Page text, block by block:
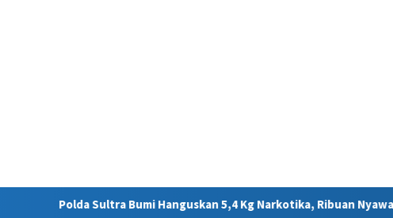
Hanguskan 5,4 Kg Narkotika, Ribuan Nyawa Terhindar dari Bahaya